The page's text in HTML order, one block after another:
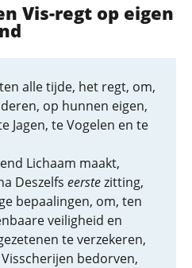
Vis-regt op eigen
alle tijde, het regt, om,
op hunnen eigen,
Jagen, te Vogelen en te
Lichaam maakt,
Deszelfs eerstezitting,
bepaalingen, om, ten
veiligheid en
te verzekeren,
bedorven,